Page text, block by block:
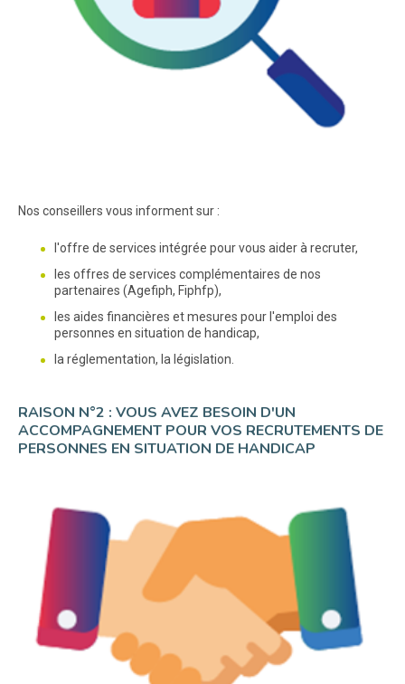
Nos conseillers vous informent sur :
l'offre de services intégrée pour vous aider à recruter,
les offres de services complémentaires de nos
partenaires (Agefiph, Fiphfp),
les aides financières et mesures pour l'emploi des
personnes en situation de handicap,
la réglementation, la législation.
RAISON N°2 : VOUS AVEZ BESOIN D'UN
ACCOMPAGNEMENT POUR VOS RECRUTEMENTS DE
PERSONNES EN SITUATION DE HANDICAP